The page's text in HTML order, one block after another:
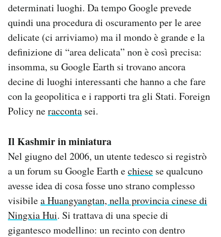
AREA PERSONALE
Area Personale
Notifiche mobile
Regala il Post
Hai bisogno di aiuto?
Esci
determinati luoghi. Da tempo Google prevede
quindi una procedura di oscuramento per le aree
delicate (ci arriviamo) ma il mondo è grande e la
definizione di “area delicata” non è così precisa:
insomma, su Google Earth si trovano ancora
decine di luoghi interessanti che hanno a che fare
con la geopolitica e i rapporti tra gli Stati. Foreign
Policy neracconta sei.
Il Kashmir in miniatura
Nel giugno del 2006, un utente tedesco si registrò
a un forum su Google Earth echiese se qualcuno
avesse idea di cosa fosse uno strano complesso
visibilea Huangyangtan, nella provincia cinese di
Ningxia Hui. Si trattava di una specie di
gigantesco modellino: un recinto con dentro